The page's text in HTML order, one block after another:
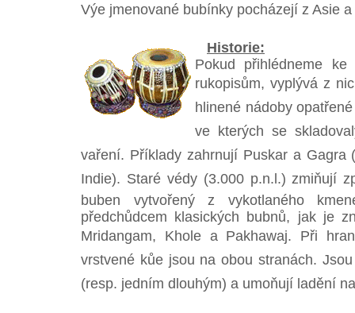
Výe jmenované bubínky pocházejí z Asie
Historie:
Pokud přihlédneme
rukopisům, vyplývá z
hlinené nádoby
ve kterých se
vaření. Příklady zahrnují Puskar a Gagra
Indie). Staré védy (3.000 p.n.l.) zmiňují
buben vytvořený z vykotlaného
předchůdcem klasických bubnů, jak je
Mridangam, Khole a Pakhawaj. Při
vrstvené kůe jsou na obou stranách.
(resp. jedním dlouhým) a umoňují ladění